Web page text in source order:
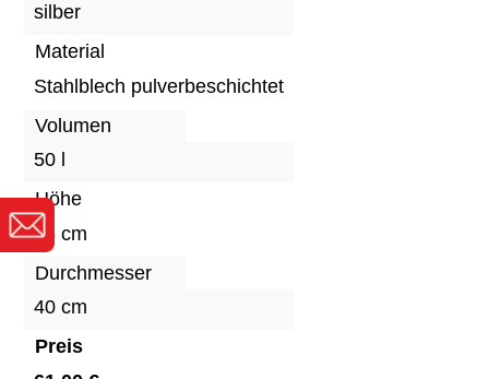
silber
Material
Stahlblech pulverbeschichtet
Volumen
50 l
Höhe
75 cm
Durchmesser
40 cm
Preis